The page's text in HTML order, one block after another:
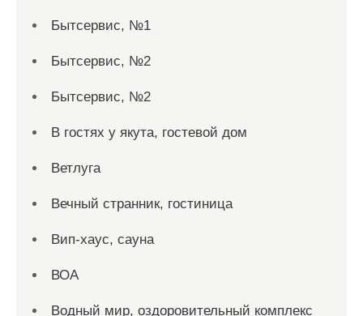
Бытсервис, №1
Бытсервис, №2
Бытсервис, №2
В гостях у якута, гостевой дом
Ветлуга
Вечный странник, гостиница
Вип-хаус, сауна
ВОА
Водный мир, оздоровительный комплекс